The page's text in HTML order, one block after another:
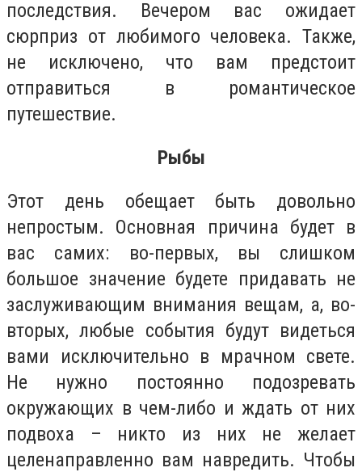
последствия. Вечером вас ожидает
сюрприз от любимого человека. Также,
не исключено, что вам предстоит
отправиться в романтическое
путешествие.
Рыбы
Этот день обещает быть довольно
непростым. Основная причина будет в
вас самих: во-первых, вы слишком
большое значение будете придавать не
заслуживающим внимания вещам, а, во-
вторых, любые события будут видеться
вами исключительно в мрачном свете.
Не нужно постоянно подозревать
окружающих в чем-либо и ждать от них
подвоха – никто из них не желает
целенаправленно вам навредить. Чтобы